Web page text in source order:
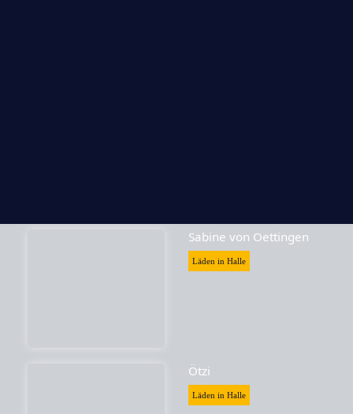
Sabine von Oettingen
Läden in Halle
Ötzi
Läden in Halle